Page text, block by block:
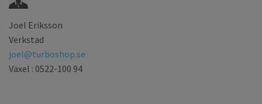
Joel Eriksson
Verkstad
joel@turboshop.se
Växel : 0522-100 94